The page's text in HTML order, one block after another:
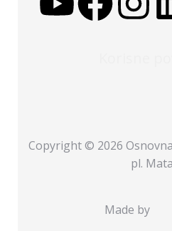
Copyright © 2026
pl.
Made by